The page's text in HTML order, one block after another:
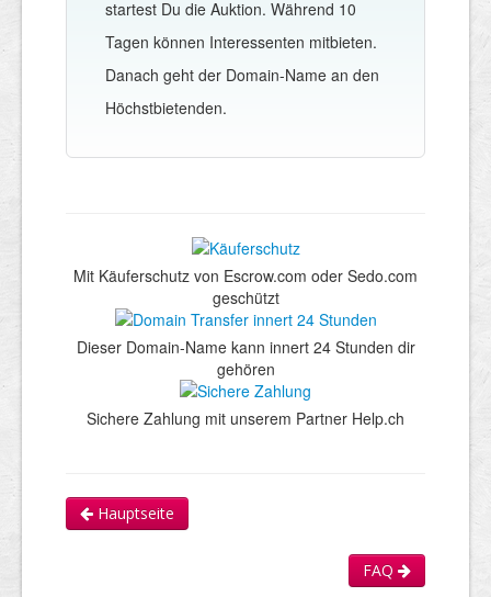
startest Du die Auktion. Während 10
Tagen können Interessenten mitbieten.
Danach geht der Domain-Name an den
Höchstbietenden.
Mit Käuferschutz von Escrow.com oder Sedo.com
geschützt
Dieser Domain-Name kann innert 24 Stunden dir
gehören
Sichere Zahlung mit unserem Partner Help.ch
Hauptseite
FAQ